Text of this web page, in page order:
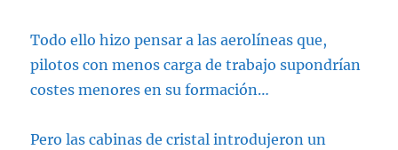
Todo ello hizo pensar a las aerolíneas que,
pilotos con menos carga de trabajo supondrían
costes menores en su formación…
Pero las cabinas de cristal introdujeron un